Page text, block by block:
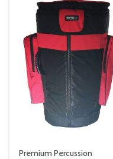
Premium Percussion